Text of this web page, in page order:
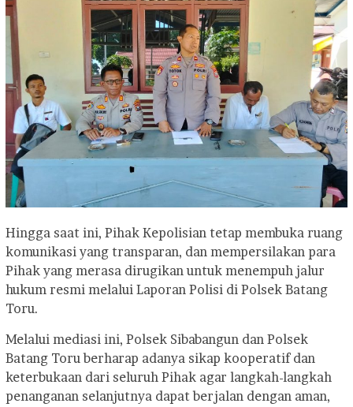
Hingga saat ini, Pihak Kepolisian tetap membuka ruang
komunikasi yang transparan, dan mempersilakan para
Pihak yang merasa dirugikan untuk menempuh jalur
hukum resmi melalui Laporan Polisi di Polsek Batang
Toru.
Melalui mediasi ini, Polsek Sibabangun dan Polsek
Batang Toru berharap adanya sikap kooperatif dan
keterbukaan dari seluruh Pihak agar langkah-langkah
penanganan selanjutnya dapat berjalan dengan aman,